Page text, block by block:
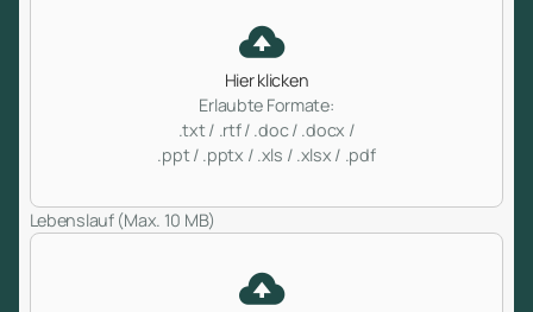
Hier klicken
Erlaubte Formate:
.txt / .rtf / .doc / .docx /
.ppt / .pptx / .xls / .xlsx / .pdf
Lebenslauf (Max. 10 MB)